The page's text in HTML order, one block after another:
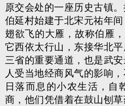
原交会处的一座历史古镇
伯延村始建于北宋元祐年
翅欲飞的大雁，故称伯雁，
它西依太行山，东接华北
三省的重要通道，也是武
人受当地经商风气的影响
日落而息的小农生活，自
商，他们凭借着在鼓山刨